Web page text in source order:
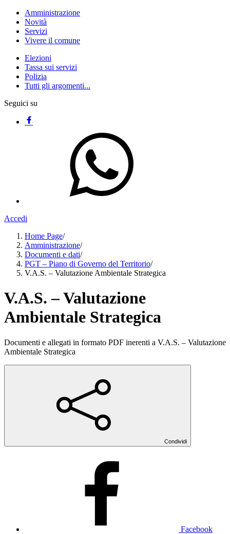
Amministrazione
Novità
Servizi
Vivere il comune
Elezioni
Tassa sui servizi
Polizia
Tutti gli argomenti...
Seguici su
Accedi
Home Page/
Amministrazione/
Documenti e dati/
PGT – Piano di Governo del Territorio/
V.A.S. – Valutazione Ambientale Strategica
V.A.S. – Valutazione
Ambientale Strategica
Documenti e allegati in formato PDF inerenti a V.A.S. – Valutazione
Ambientale Strategica
Condividi
Facebook